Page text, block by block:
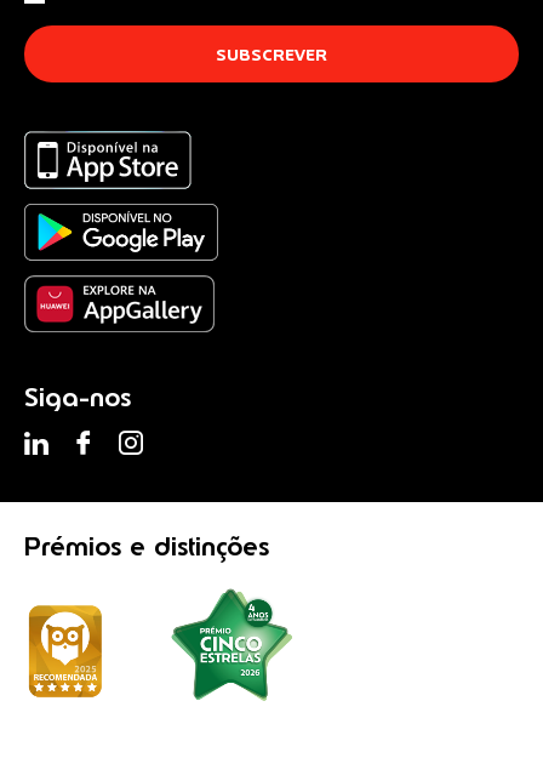
Siga-nos
Prémios e distinções